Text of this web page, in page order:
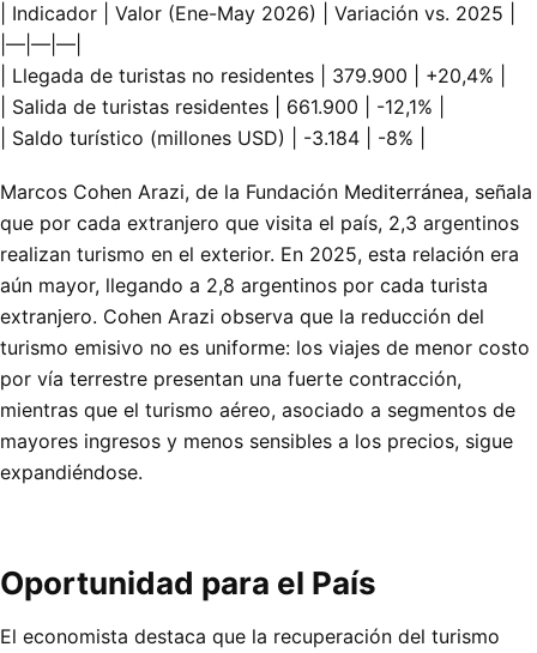
| Indicador | Valor (Ene-May 2026) | Variación vs. 2025 |
|—|—|—|
| Llegada de turistas no residentes | 379.900 | +20,4% |
| Salida de turistas residentes | 661.900 | -12,1% |
| Saldo turístico (millones USD) | -3.184 | -8% |
Marcos Cohen Arazi, de la Fundación Mediterránea, señala
que por cada extranjero que visita el país, 2,3 argentinos
realizan turismo en el exterior. En 2025, esta relación era
aún mayor, llegando a 2,8 argentinos por cada turista
extranjero. Cohen Arazi observa que la reducción del
turismo emisivo no es uniforme: los viajes de menor costo
por vía terrestre presentan una fuerte contracción,
mientras que el turismo aéreo, asociado a segmentos de
mayores ingresos y menos sensibles a los precios, sigue
expandiéndose.
Oportunidad para el País
El economista destaca que la recuperación del turismo